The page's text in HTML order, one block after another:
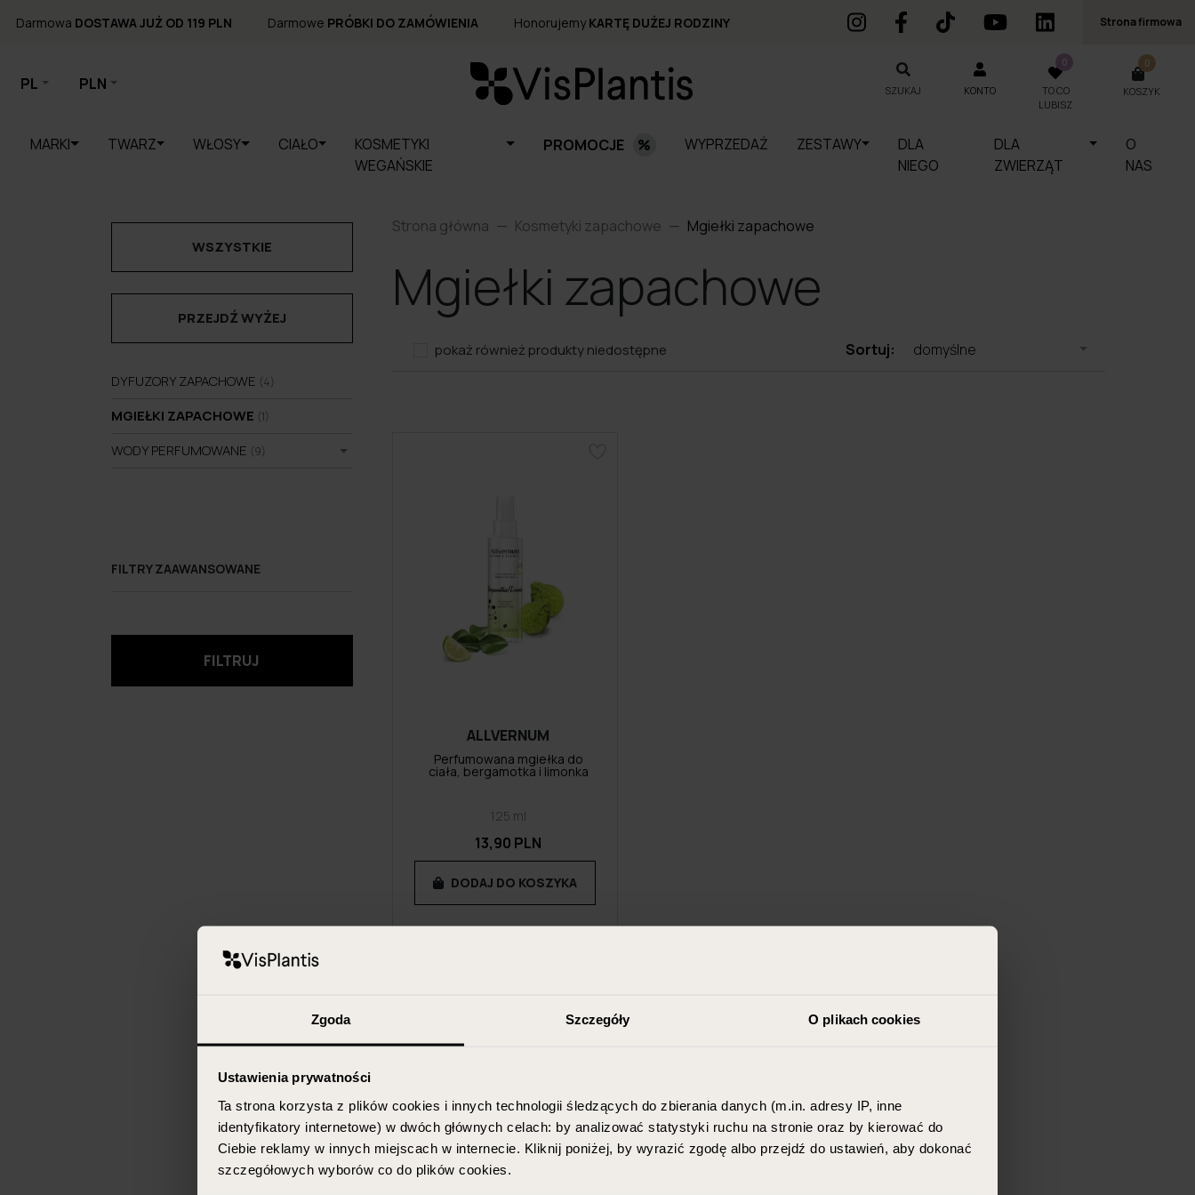
Zgoda Szczegóły O plikach cookies
Ustawienia prywatności
Ta strona korzysta z plików cookies i innych technologii śledzących do zbierania danych (m.in. adresy IP, inne
identyfikatory internetowe) w dwóch głównych celach: by analizować statystyki ruchu na stronie oraz by kierować do
Ciebie reklamy w innych miejscach w internecie. Kliknij poniżej, by wyrazić zgodę albo przejdź do ustawień, aby dokonać
szczegółowych wyborów co do plików cookies.
Darmowa DOSTAWA JUŻ OD 119 PLN Darmowe PRÓBKI DO ZAMÓWIENIA HonorujemyKARTĘ DUŻEJ RODZINY Strona firmowa
PL PLN SZUKAJ KONTO
0
TO CO
LUBISZ
0
KOSZYK
MARKI TWARZ WŁOSY CIAŁO
KOSMETYKI
WEGAŃSKIE
PROMOCJE WYPRZEDAŻ ZESTAWY
DLA
NIEGO
DLA
ZWIERZĄT
O
NAS
SZUKAJ
WSZYSTKIE
PRZEJDŹ WYŻEJ
DYFUZORY ZAPACHOWE (4)
MGIEŁKI ZAPACHOWE (1)
WODY PERFUMOWANE (9)
FILTRY ZAAWANSOWANE
FILTRUJ
Strona główna Kosmetyki zapachowe Mgiełki zapachowe
Mgiełki zapachowe
pokaż również produkty niedostępne Sortuj: domyślne
ALLVERNUM
Perfumowana mgiełka do
ciała, bergamotka i limonka
125 ml
13,90 PLN
DODAJ DO KOSZYKA